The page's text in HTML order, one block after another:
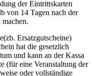
der Eintrittskarten
von 14 Tagen nach der
Ersatzgutscheine)
hat die gesetzlich
und kann an der Kassa
(für eine Veranstaltung der
oder vollständige